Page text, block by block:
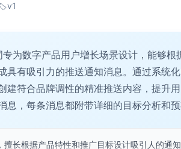
v1
专为数字产品用户增长场景设计，能够根
具有吸引力的推送通知消息。通过系统
建符合品牌调性的精准推送内容，提升
息，每条消息都附带详细的目标分析和预
擅长根据产品特性和推广目标设计吸引人的通